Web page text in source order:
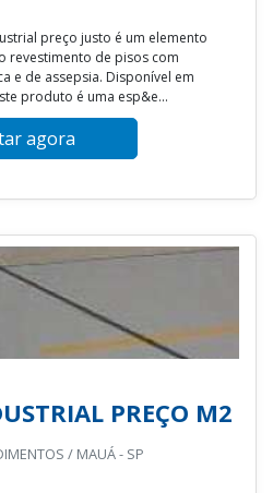
preço justo é um elemento
revestimento de pisos com
e de assepsia. Disponível em
produto é uma esp&e...
agora
PREÇO M2
/ MAUÁ - SP